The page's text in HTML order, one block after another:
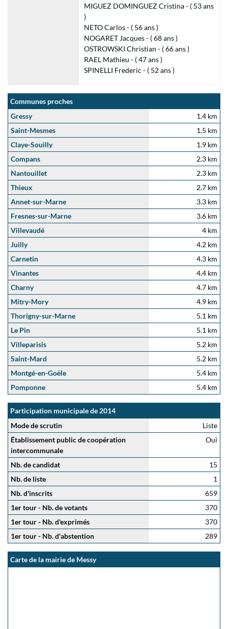
MIGUEZ DOMINGUEZ Cristina - ( 53 ans
)
NETO Carlos - ( 56 ans )
NOGARET Jacques - ( 68 ans )
OSTROWSKI Christian - ( 66 ans )
RAEL Mathieu - ( 47 ans )
SPINELLI Frederic - ( 52 ans )
Communes proches
Gressy
1.4 km
Saint-Mesmes
1.5 km
Claye-Souilly
1.9 km
Compans
2.3 km
Nantouillet
2.3 km
Thieux
2.7 km
Annet-sur-Marne
3.3 km
Fresnes-sur-Marne
3.6 km
Villevaudé
4 km
Juilly
4.2 km
Carnetin
4.3 km
Vinantes
4.4 km
Charny
4.7 km
Mitry-Mory
4.9 km
Thorigny-sur-Marne
5.1 km
Le Pin
5.1 km
Villeparisis
5.2 km
Saint-Mard
5.2 km
Montgé-en-Goële
5.4 km
Pomponne
5.4 km
Participation municipale de 2014
Mode de scrutin
Liste
Établissement public de coopération
intercommunale
Oui
Nb. de candidat
15
Nb. de liste
1
Nb. d'inscrits
659
1er tour - Nb. de votants
370
1er tour - Nb. d'exprimés
370
1er tour - Nb. d'abstention
289
Carte de la mairie de Messy